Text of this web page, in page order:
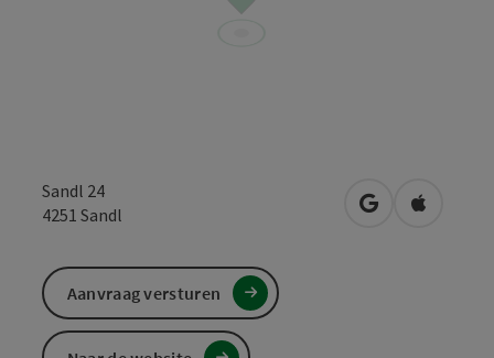
Sandl 24
4251 Sandl Openen inOpenen
Aanvraag versturen